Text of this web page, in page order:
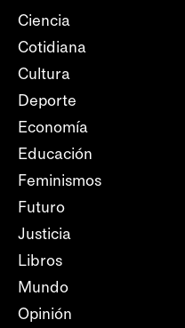
Ciencia
Cotidiana
Cultura
Deporte
Economía
Educación
Feminismos
Futuro
Justicia
Libros
Mundo
Opinión